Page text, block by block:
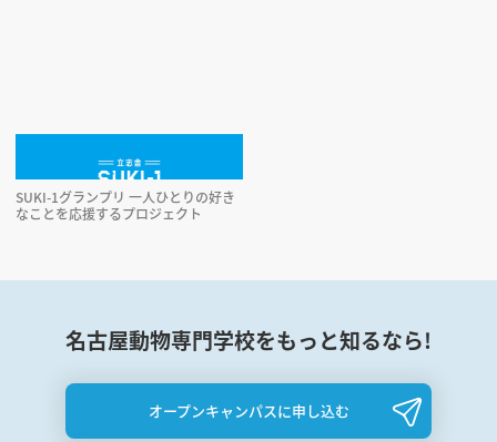
SUKI-1グランプリ 一人ひとりの好き
なことを応援するプロジェクト
名古屋動物専門学校をもっと知るなら!
オープンキャンパスに申し込む